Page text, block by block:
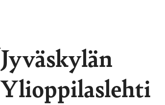
Jyväskylän
Ylioppilaslehti